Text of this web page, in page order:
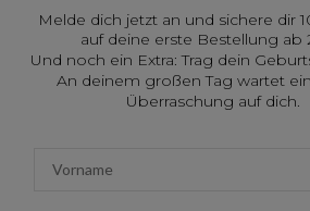
Melde dich jetzt an und sichere dir
auf deine erste Bestellung ab
Und noch ein Extra: Trag dein
An deinem großen Tag wartet
Überraschung auf dich.